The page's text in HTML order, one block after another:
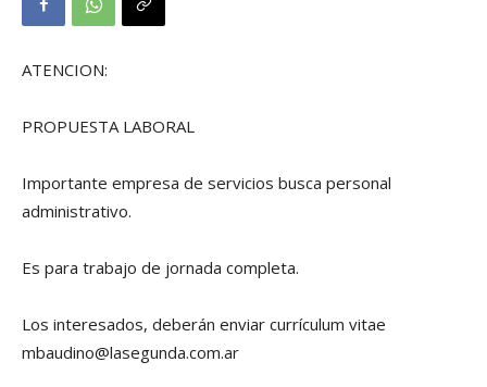
ATENCION:
PROPUESTA LABORAL
Importante empresa de servicios busca personal
administrativo.
Es para trabajo de jornada completa.
Los interesados, deberán enviar currículum vitae
mbaudino@lasegunda.com.ar